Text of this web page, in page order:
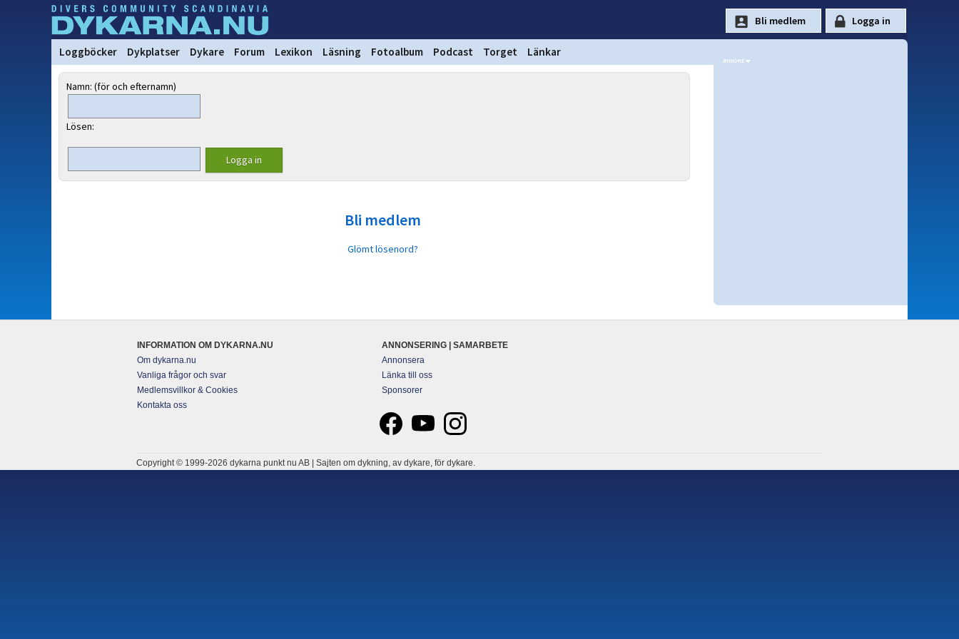
Loggböcker Dykplatser Dykare Forum Lexikon Läsning Fotoalbum Podcast Torget Länkar
Namn: (för och efternamn)
Lösen:
Bli medlem
Glömt lösenord?
INFORMATION OM DYKARNA.NU
Om dykarna.nu
Vanliga frågor och svar
Medlemsvillkor & Cookies
Kontakta oss
ANNONSERING | SAMARBETE
Annonsera
Länka till oss
Sponsorer
Copyright © 1999-2026 dykarna punkt nu AB | Sajten om dykning, av dykare, för dykare.